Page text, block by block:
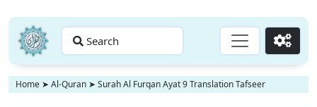
Search Go
Home ➤ Al-Quran ➤ Surah Al Furqan Ayat 9 Translation Tafseer